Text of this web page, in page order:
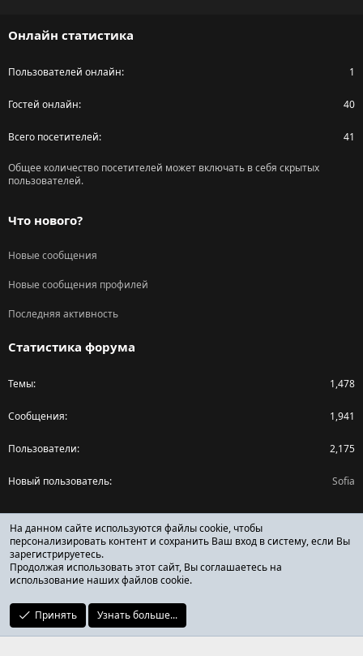
Онлайн статистика
Пользователей онлайн 1
Гостей онлайн 40
Всего посетителей 41
Общее количество посетителей может включать в себя скрытых
пользователей.
Что нового?
Новые сообщения
Новые сообщения профилей
Последняя активность
Статистика форума
Темы 1,478
Сообщения 1,941
Пользователи 2,175
Новый пользователь Sofia
Поделиться страницей
Facebook
X (Twitter)
Reddit
ОТЗЫВЫ ОНЛАЙН ФОРУМ
На данном сайте используются файлы cookie, чтобы
персонализировать контент и сохранить Ваш вход в систему, если Вы
зарегистрируетесь.
Продолжая использовать этот сайт, Вы соглашаетесь на
использование наших файлов cookie.
Принять Узнать больше...